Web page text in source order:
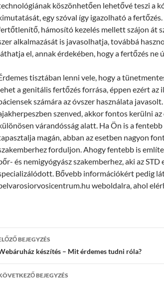
köszönhetően lehetővé teszi a
egy szóval így igazolható a
hámosító kezelés mellett szájon át
alkalmazását is javasolhatja, továbbá
el, annak érdekében, hogy a fertőzés ne
tisztában lenni vele, hogy a
a genitális fertőzés forrása, éppen ezért az
számára az óvszer használata
szenved, akkor fontos kerülni az
várandósság alatt. Ha Ön is a
magán, abban az esetben nagyon
forduljon. Ahogy fentebb is
és nemigyógyász szakemberhez, aki az STD
Bővebb információkért pedig
weboldalra, ahol
BEJEGYZÉS
készítés – Mit érdemes tudni róla?
BEJEGYZÉS